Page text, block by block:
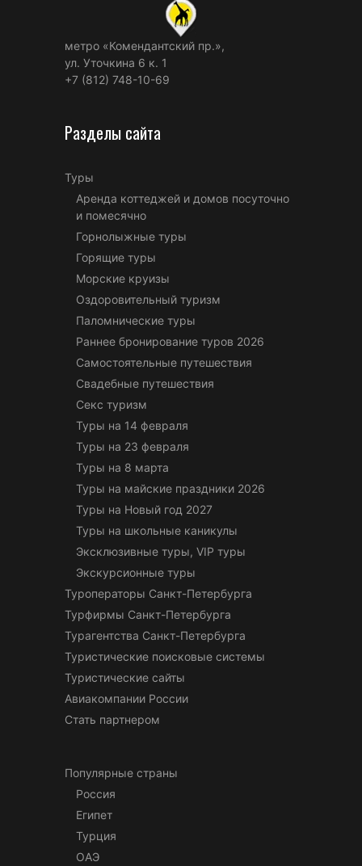
метро «Комендантский пр.»,
ул. Уточкина 6 к. 1
+7 (812) 748-10-69
Разделы сайта
Туры
Аренда коттеджей и домов посуточно
и помесячно
Горнолыжные туры
Горящие туры
Морские круизы
Оздоровительный туризм
Паломнические туры
Раннее бронирование туров 2026
Самостоятельные путешествия
Свадебные путешествия
Секс туризм
Туры на 14 февраля
Туры на 23 февраля
Туры на 8 марта
Туры на майские праздники 2026
Туры на Новый год 2027
Туры на школьные каникулы
Эксклюзивные туры, VIP туры
Экскурсионные туры
Туроператоры Санкт-Петербурга
Турфирмы Санкт-Петербурга
Турагентства Санкт-Петербурга
Туристические поисковые системы
Туристические сайты
Авиакомпании России
Стать партнером
Популярные страны
Россия
Египет
Турция
ОАЭ